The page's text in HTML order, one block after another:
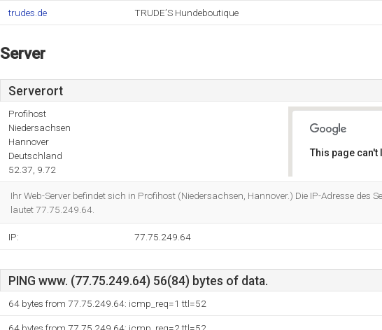
trudes.de TRUDE’S Hundeboutique
Server
Serverort
Profihost
Niedersachsen
Hannover
Deutschland
52.37, 9.72
This page
Ihr Web-Server befindet sich in Profihost (Niedersachsen, Hannover.) Die IP-Adresse des
lautet 77.75.249.64.
IP: 77.75.249.64
PING www. (77.75.249.64) 56(84) bytes of data.
64 bytes from 77.75.249.64: icmp_req=1 ttl=52